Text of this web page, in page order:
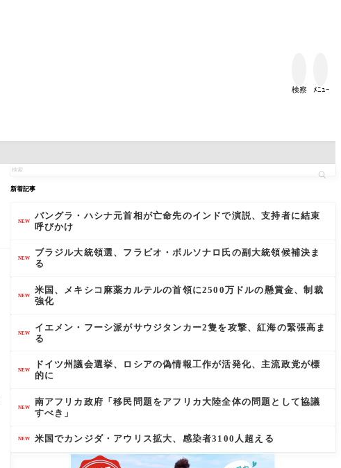
検察 ﾒﾆｭｰ
新着記事
NEW
バングラ・ハシナ元首相が亡命先のインドで演説、支持者に結束
呼びかけ
NEW
ブラジル大統領選、フラビオ・ボルソナロ氏の副大統領候補決ま
る
NEW
米国、メキシコ麻薬カルテルの首領に2500万ドルの懸賞金、制裁
強化
NEW
イエメン・フーシ派がサウジタンカー2隻を攻撃、紅海の緊張高ま
る
NEW
ドイツ州議会選挙、ロシアの偽情報工作が活発化、主流政党が標
的に
NEW
南アフリカ政府「移民問題をアフリカ大陸全体の問題として協議
すべき」
NEW 米国でカンジダ・アウリス拡大、感染者3100人超える